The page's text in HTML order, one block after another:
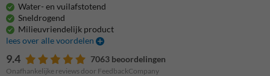
Water- en vuilafstotend
Sneldrogend
Milieuvriendelijk product
lees over alle voordelen
9.4 7063 beoordelingen
Onafhankelijke reviews door FeedbackCompany